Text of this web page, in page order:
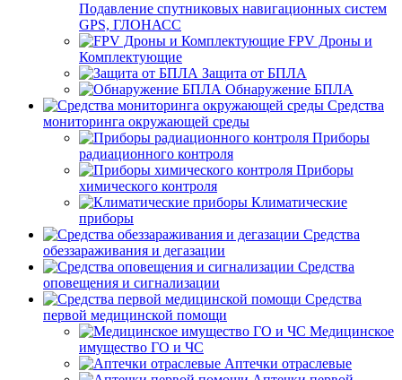
Подавление спутниковых навигационных систем
GPS, ГЛОНАСС
FPV Дроны и
Комплектующие
Защита от БПЛА
Обнаружение БПЛА
Средства
мониторинга окружающей среды
Приборы
радиационного контроля
Приборы
химического контроля
Климатические
приборы
Средства
обеззараживания и дегазации
Средства
оповещения и сигнализации
Средства
первой медицинской помощи
Медицинское
имущество ГО и ЧС
Аптечки отраслевые